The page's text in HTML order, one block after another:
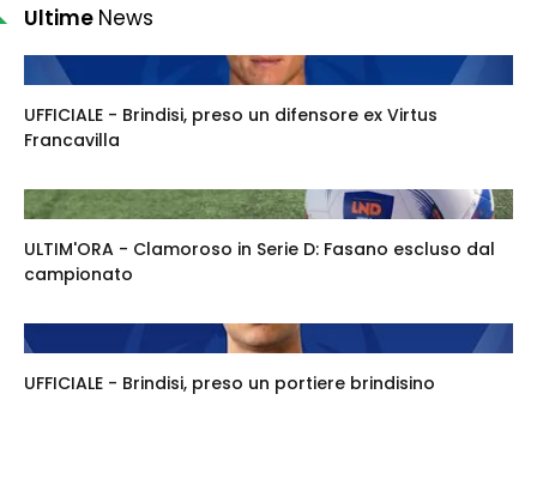
Ultime News
UFFICIALE - Brindisi, preso un difensore ex Virtus
Francavilla
ULTIM'ORA - Clamoroso in Serie D: Fasano escluso dal
campionato
UFFICIALE - Brindisi, preso un portiere brindisino